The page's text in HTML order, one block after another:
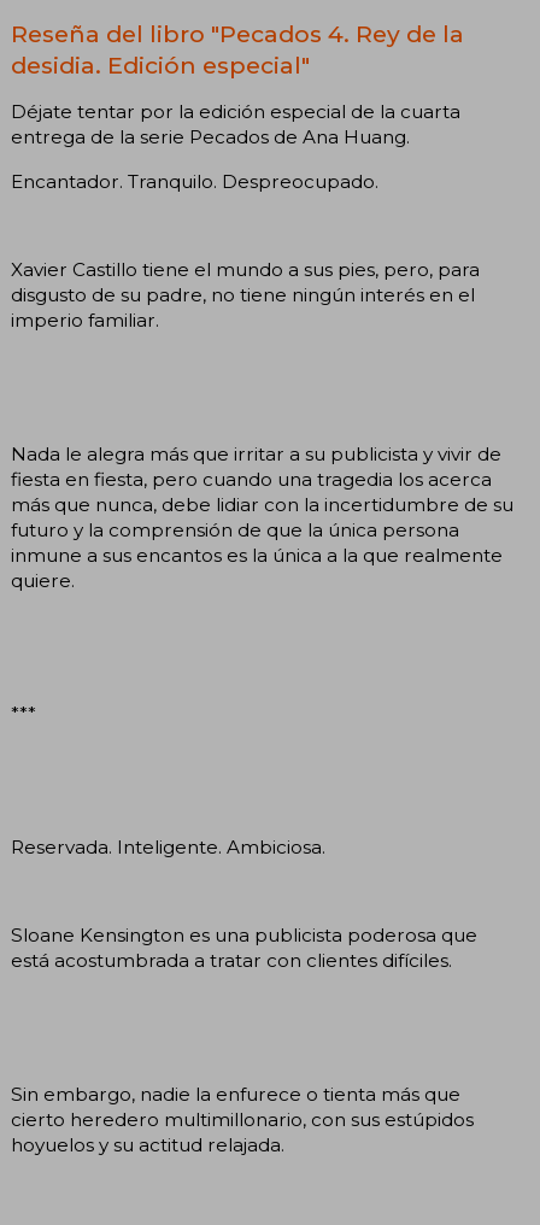
Reseña del libro "Pecados 4. Rey de la
desidia. Edición especial"
Déjate tentar por la edición especial de la cuarta
entrega de la serie Pecados de Ana Huang.
Encantador. Tranquilo. Despreocupado.
Xavier Castillo tiene el mundo a sus pies, pero, para
disgusto de su padre, no tiene ningún interés en el
imperio familiar.
Nada le alegra más que irritar a su publicista y vivir de
fiesta en fiesta, pero cuando una tragedia los acerca
más que nunca, debe lidiar con la incertidumbre de su
futuro y la comprensión de que la única persona
inmune a sus encantos es la única a la que realmente
quiere.
***
Reservada. Inteligente. Ambiciosa.
Sloane Kensington es una publicista poderosa que
está acostumbrada a tratar con clientes difíciles.
Sin embargo, nadie la enfurece o tienta más que
cierto heredero multimillonario, con sus estúpidos
hoyuelos y su actitud relajada.